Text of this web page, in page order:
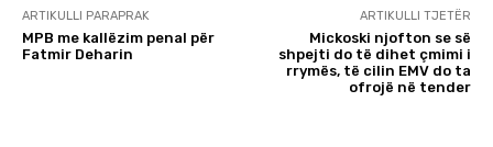
ARTIKULLI PARAPRAK
MPB me kallëzim penal për
Fatmir Deharin
ARTIKULLI TJETËR
Mickoski njofton se së
shpejti do të dihet çmimi i
rrymës, të cilin EMV do ta
ofrojë në tender